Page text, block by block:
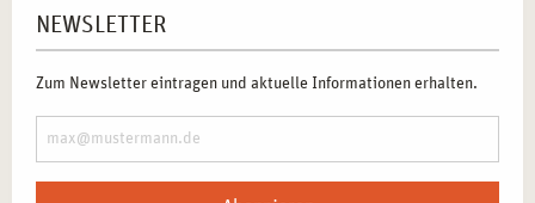
NEWSLETTER
Zum Newsletter eintragen und aktuelle Informationen erhalten.